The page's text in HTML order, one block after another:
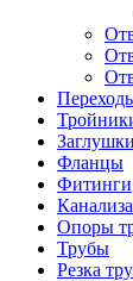
Заглушки
Фланцы
Фитинги
Опоры
Трубы
Резка